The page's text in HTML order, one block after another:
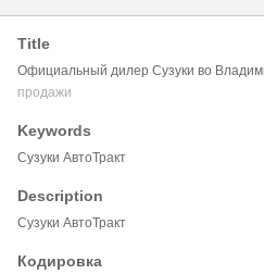
Title
Официальный дилер Сузуки во
продажи
Keywords
Сузуки АвтоТракт
Description
Сузуки АвтоТракт
Кодировка